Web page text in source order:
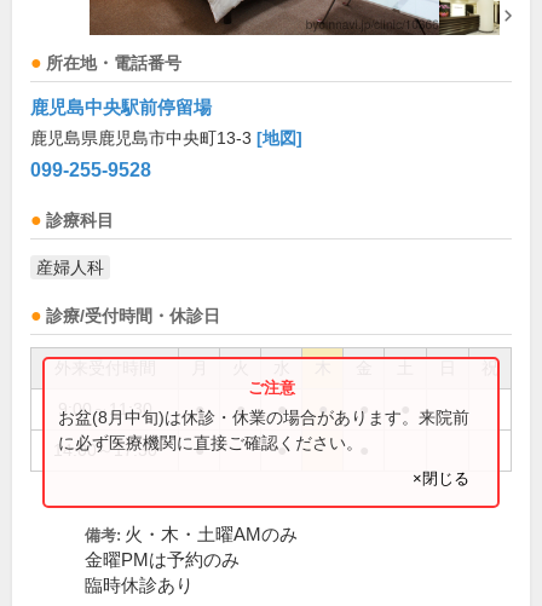
所在地・電話番号
鹿児島中央駅前停留場
鹿児島県鹿児島市中央町13-3 [地図]
099-255-9528
診療科目
産婦人科
診療/受付時間・休診日
祝
9:00～11:30 ● ● ● ● ●
14:00～17:30 ● ●
お盆(8月中旬)は休診・休業の場合があります。来院前
に必ず医療機関に直接ご確認ください。
×閉じる
備考: 火・木・土曜AMのみ
金曜PMは予約のみ
臨時休診あり